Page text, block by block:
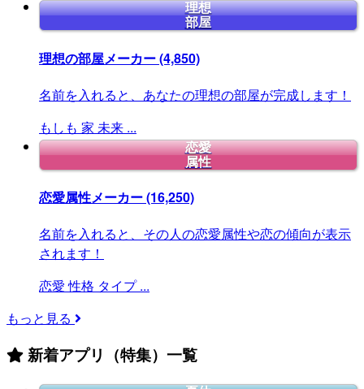
理想
部屋
理想の部屋メーカー(4,850)
名前を入れると、あなたの理想の部屋が完成します！
もしも 家 未来 ...
恋愛
属性
恋愛属性メーカー(16,250)
名前を入れると、その人の恋愛属性や恋の傾向が表示
されます！
恋愛 性格 タイプ ...
もっと見る
新着アプリ（特集）一覧